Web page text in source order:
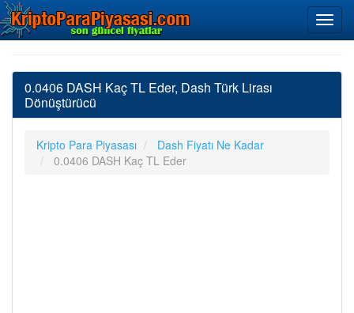
0.0406 DASH Kaç TL Eder, Dash Türk Lirası
Dönüştürücü
Kripto Para Piyasası
Dash Fiyatı Ne Kadar
0.0406 DASH Kaç TL Eder